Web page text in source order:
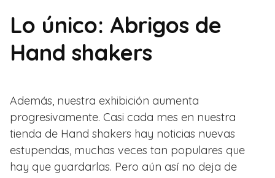
Lo único: Abrigos de
Hand shakers
Además, nuestra exhibición aumenta
progresivamente. Casi cada mes en nuestra
tienda de Hand shakers hay noticias nuevas
estupendas, muchas veces tan populares que
hay que guardarlas. Pero aún así no deja de